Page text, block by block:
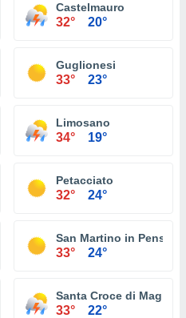
Castelmauro
32° 20°
Guglionesi
33° 23°
Limosano
34° 19°
Petacciato
32° 24°
San Martino in Pensilis
33° 24°
Santa Croce di
33° 22°